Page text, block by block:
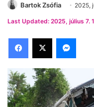
Bartok Zsófia 2025,
Last Updated: 2025, július 7.
Facebook
X